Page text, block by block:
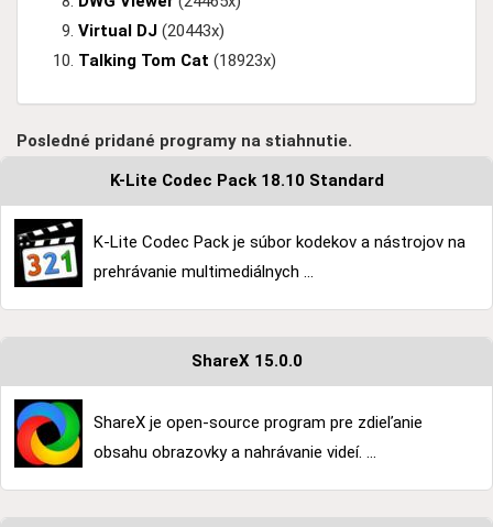
Virtual DJ (20443x)
Talking Tom Cat (18923x)
Posledné pridané programy na stiahnutie.
K-Lite Codec Pack 18.10 Standard
K-Lite Codec Pack je súbor kodekov a nástrojov na
prehrávanie multimediálnych ...
ShareX 15.0.0
ShareX je open-source program pre zdieľanie
obsahu obrazovky a nahrávanie videí. ...